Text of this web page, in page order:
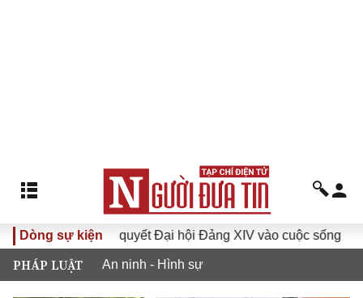
Dòng sự kiện
Đưa Nghị quyết Đại hội Đảng XIV vào cuộc sống
PHÁP LUẬT An ninh - Hình sự